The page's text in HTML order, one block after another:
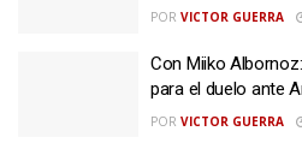
POR VICTOR GUERRA
Con Miiko
para el duelo ante
POR VICTOR GUERRA